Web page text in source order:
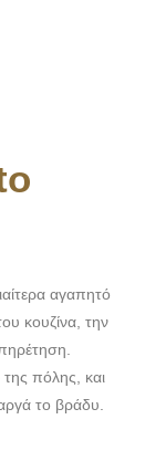
αγαπητό
κουζίνα, την
της πόλης, και
το βράδυ.